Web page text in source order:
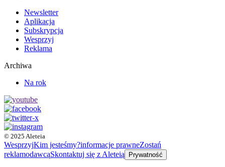
Newsletter
Aplikacja
Subskrypcja
Wesprzyj
Reklama
Archiwa
Na rok
© 2025 Aleteia
WesprzyjKim jesteśmy?informacje prawneZostań
reklamodawcąSkontaktuj się z Aleteią Prywatność